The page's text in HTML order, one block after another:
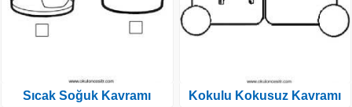
Sıcak Soğuk Kavramı Kokulu Kokusuz Kavramı